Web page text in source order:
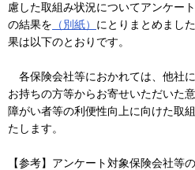
慮した取組み状況についてアンケー
の結果を （別紙） にとりまとめまし
果は以下のとおりです。
各保険会社等におかれては、他社
お持ちの方等からお寄せいただいた
障がい者等の利便性向上に向けた取
たします。
【参考】アンケート対象保険会社等